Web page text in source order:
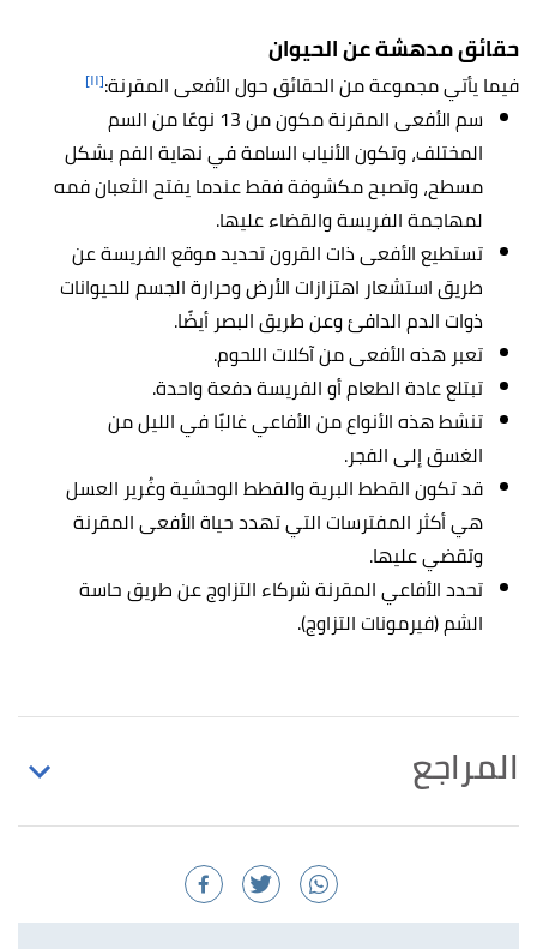
حقائق مدهشة عن الحيوان
فيما يأتي مجموعة من الحقائق حول الأفعى المقرنة:[١١]
سم الأفعى المقرنة مكون من 13 نوعًا من السم
المختلف، وتكون الأنياب السامة في نهاية الفم بشكل
مسطح، وتصبح مكشوفة فقط عندما يفتح الثعبان فمه
لمهاجمة الفريسة والقضاء عليها.
تستطيع الأفعى ذات القرون تحديد موقع الفريسة عن
طريق استشعار اهتزازات الأرض وحرارة الجسم للحيوانات
ذوات الدم الدافئ وعن طريق البصر أيضًا.
تعبر هذه الأفعى من آكلات اللحوم.
تبتلع عادة الطعام أو الفريسة دفعة واحدة.
تنشط هذه الأنواع من الأفاعي غالبًا في الليل من
الغسق إلى الفجر.
قد تكون القطط البرية والقطط الوحشية وغُرير العسل
هي أكثر المفترسات التي تهدد حياة الأفعى المقرنة
وتقضي عليها.
تحدد الأفاعي المقرنة شركاء التزاوج عن طريق حاسة
الشم (فيرمونات التزاوج).
المراجع
"Cerastes cerastes Desert Horned Viper"
diversity web
, Retrieved 20/4/2021. Edited.